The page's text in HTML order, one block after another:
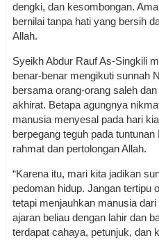
dengki, dan kesombongan.
bernilai tanpa hati yang bersih
Allah.
Syeikh Abdur Rauf As-Singkili
benar-benar mengikuti sunnah
bersama orang-orang saleh
akhirat. Betapa agungnya
manusia menyesal pada hari
berpegang teguh pada
rahmat dan pertolongan Allah.
“Karena itu, mari kita jadikan
pedoman hidup. Jangan tertipu
tetapi menjauhkan manusia
ajaran beliau dengan lahir dan
terdapat cahaya, petunjuk, dan